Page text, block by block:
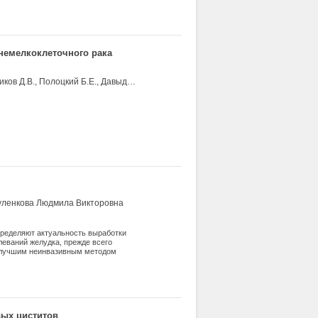
рака
Мамичев И.А., Богуш Т.А., Вихлянцева Н.О., Кирсанов В.Ю., Новиков Д.В., Полоцкий Б.Е., Давыдов М.М.
Людмила Викторовна
актуальность выработки
желудка, прежде всего
неинвазивным методом
перспективной стратегией снижения
циститов